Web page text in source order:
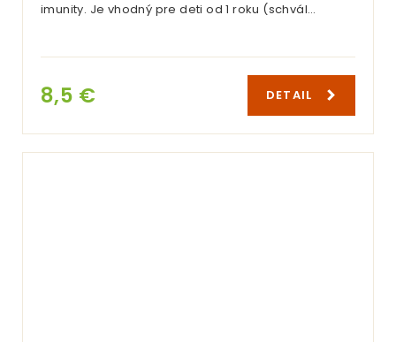
imunity. Je vhodný pre deti od 1 roku (schvál…
8,5 € DETAIL